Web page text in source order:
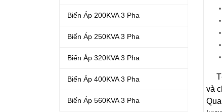
Biến Áp 200KVA 3 Pha
Biến Áp 250KVA 3 Pha
Biến Áp 320KVA 3 Pha
Biến Áp 400KVA 3 Pha
Biến Áp 560KVA 3 Pha
và